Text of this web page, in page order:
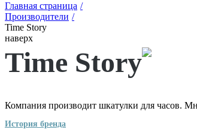
Главная страница /
Производители /
Time Story
наверх
Time Story
Компания производит шкатулки для часов.
История бренда